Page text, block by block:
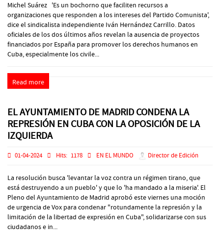
Michel Suárez 'Es un bochorno que faciliten recursos a
organizaciones que responden a los intereses del Partido Comunista',
dice el sindicalista independiente Iván Hernández Carrillo. Datos
oficiales de los dos últimos años revelan la ausencia de proyectos
financiados por España para promover los derechos humanos en
Cuba, especialmente los civile...
Read more
EL AYUNTAMIENTO DE MADRID CONDENA LA
REPRESIÓN EN CUBA CON LA OPOSICIÓN DE LA
IZQUIERDA
01-04-2024 Hits: 1178 EN EL MUNDO Director de Edición
La resolución busca 'levantar la voz contra un régimen tirano, que
está destruyendo a un pueblo' y que lo 'ha mandado a la miseria'. El
Pleno del Ayuntamiento de Madrid aprobó este viernes una moción
de urgencia de Vox para condenar "rotundamente la represión y la
limitación de la libertad de expresión en Cuba", solidarizarse con sus
ciudadanos e in...